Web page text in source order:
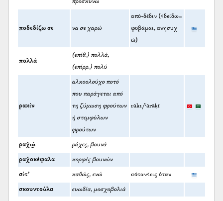
προσκυνώ
ποδεδίζω σε να σε χαρώ
από+δέδιν (<δείδω=
φοβάμαι, ανησυχ
ώ)
πολλά
(επίθ.) πολλά,
(επίρρ.) πολύ
ρακίν
αλκοολούχο ποτό
που παράγεται από
τη ζύμωση φρούτων
ή στεμφύλων
φρούτων
rakı/ˁaraḳī
ραχ̌ι͜ά ράχες, βουνά
ραχ̌οκέφαλα κορφές βουνών
σίτ’ καθώς, ενώ σόταν<εις όταν
σκουντούλα ευωδία, μοσχοβολιά